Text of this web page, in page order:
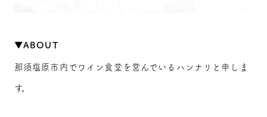
▼ABOUT
那須塩原市内でワイン食堂を営んでいるハンナリと申しま
す。